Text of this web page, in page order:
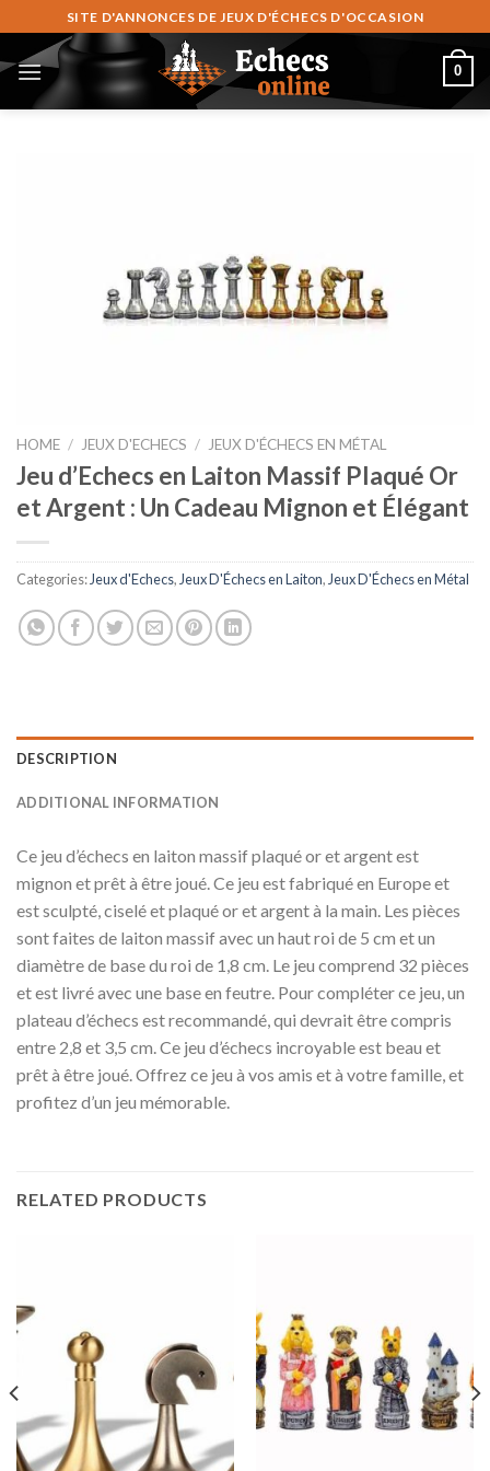
Inhalt
springen
SITE D'ANNONCES DE JEUX D'ÉCHECS D'OCCASION
0
HOME / JEUX D'ECHECS / JEUX D'ÉCHECS EN MÉTAL
Jeu d’Echecs en Laiton Massif Plaqué Or
et Argent : Un Cadeau Mignon et Élégant
Categories:Jeux d'Echecs,Jeux D'Échecs en Laiton,Jeux D'Échecs en Métal
DESCRIPTION
ADDITIONAL INFORMATION
Ce jeu d’échecs en laiton massif plaqué or et argent est
mignon et prêt à être joué. Ce jeu est fabriqué en Europe et
est sculpté, ciselé et plaqué or et argent à la main. Les pièces
sont faites de laiton massif avec un haut roi de 5 cm et un
diamètre de base du roi de 1,8 cm. Le jeu comprend 32 pièces
et est livré avec une base en feutre. Pour compléter ce jeu, un
plateau d’échecs est recommandé, qui devrait être compris
entre 2,8 et 3,5 cm. Ce jeu d’échecs incroyable est beau et
prêt à être joué. Offrez ce jeu à vos amis et à votre famille, et
profitez d’un jeu mémorable.
RELATED PRODUCTS